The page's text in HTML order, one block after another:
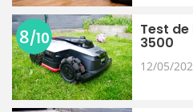
Test de
3500
12/05/
8/10